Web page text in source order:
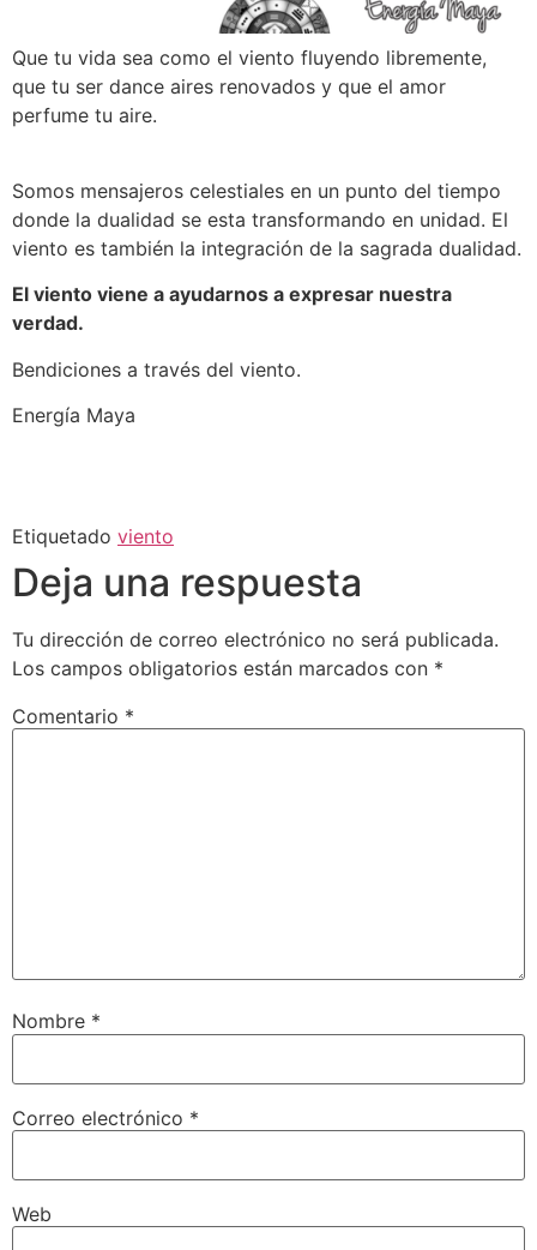
Que tu vida sea como el viento fluyendo libremente,
que tu ser dance aires renovados y que el amor
perfume tu aire.
Somos mensajeros celestiales en un punto del tiempo
donde la dualidad se esta transformando en unidad. El
viento es también la integración de la sagrada dualidad.
El viento viene a ayudarnos a expresar nuestra
verdad.
Bendiciones a través del viento.
Energía Maya
Etiquetado viento
Deja una respuesta
Tu dirección de correo electrónico no será publicada.
Los campos obligatorios están marcados con *
Comentario *
Nombre *
Correo electrónico *
Web